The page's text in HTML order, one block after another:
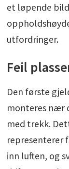
et løpende
utfordringer.
Feil
Den første
monteres nær
med trekk.
representerer
inn luften, og